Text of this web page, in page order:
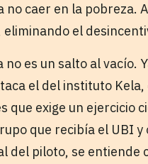
no caer en la pobreza.
el
es un salto al vacío.
el del instituto
que exige un ejercicio
que recibía el UBI
del piloto, se entiende